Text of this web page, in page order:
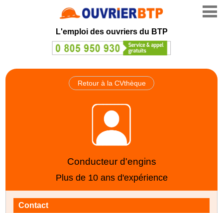
L'emploi des ouvriers du BTP
Retour à la CVthèque
Conducteur d'engins
Plus de 10 ans d'expérience
Contact